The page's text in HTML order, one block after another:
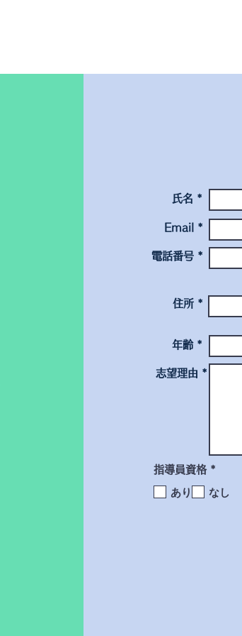
氏名 *
Email *
電話番号 *
住所 *
年齢 *
志望理由 *
指導員資格 *
r
i
あり なし